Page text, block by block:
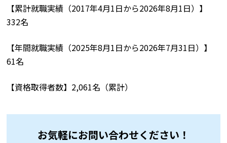
【累計就職実績（2017年4月1日から2026年8月1日）】
332名
【年間就職実績（2025年8月1日から2026年7月31日）】
61名
【資格取得者数】2,061名（累計）
お気軽にお問い合わせください！